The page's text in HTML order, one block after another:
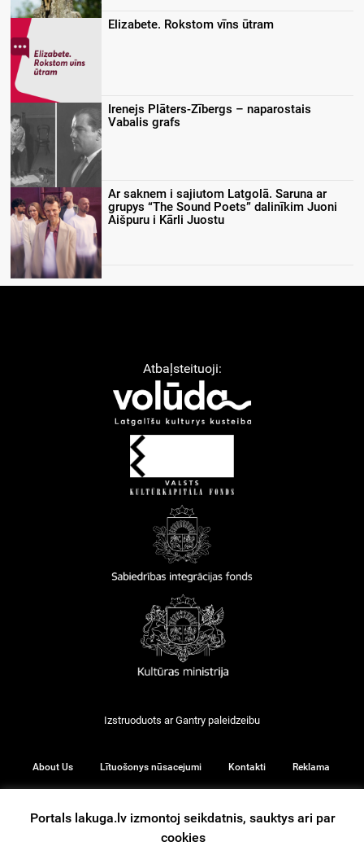
Elizabete. Rokstom vīns ūtram
Irenejs Plāters-Zībergs – naparostais
Vabalis grafs
Ar saknem i sajiutom Latgolā. Saruna ar
grupys “The Sound Poets” dalinīkim Juoni
Aišpuru i Kārli Juostu
Atbaļsteituoji:
Izstruoduots arGantry paleidzeibu
About Us Lītuošonys nūsacejumi Kontakti Reklama
© 2026
Portals lakuga.lv izmontoj seikdatnis, sauktys ari par
cookies